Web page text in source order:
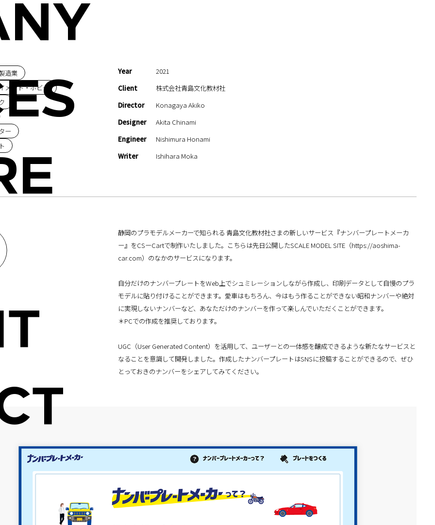
造業
メント・ホビー
ー
Year
2021
Client
株式会社青島文化教材社
Director
Konagaya Akiko
Designer
Akita Chinami
Engineer
Nishimura Honami
Writer
Ishihara Moka
静岡のプラモデルメーカーで知られる 青島文化教材社さまの新しいサービス『ナンバープレートメーカ
ー』をCSーCartで制作いたしました。こちらは先日公開したSCALE MODEL SITE（https://aoshima-
car.com）のなかのサービスになります。
自分だけのナンバープレートをWeb上でシュミレーションしながら作成し、印刷データとして自慢のプラ
モデルに貼り付けることができます。愛車はもちろん、今はもう作ることができない昭和ナンバーや絶対
に実現しないナンバーなど、あなただけのナンバーを作って楽しんでいただくことができます。
＊PCでの作成を推奨しております。
UGC（User Generated Content）を活用して、ユーザーとの一体感を醸成できるような新たなサービスと
なることを意識して開発しました。作成したナンバープレートはSNSに投稿することができるので、ぜひ
とっておきのナンバーをシェアしてみてください。